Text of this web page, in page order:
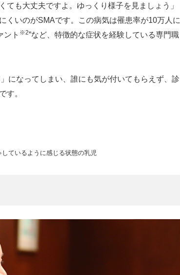
ても大丈夫ですよ。ゆっくり様子を見ましょう」
くいのがSMAです。この病気は罹患率が10万人に
ント ※2”など、特徴的な症状を経験している専門職
になってしまい、誰にも気が付いてもらえず、診
す。
ているように感じる状態の乳児